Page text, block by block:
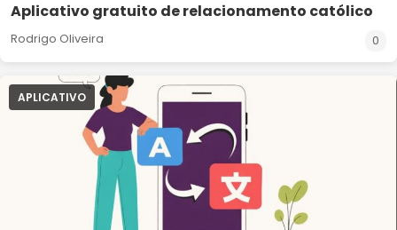
Aplicativo gratuito de relacionamento católico
Rodrigo Oliveira 0
APLICATIVO